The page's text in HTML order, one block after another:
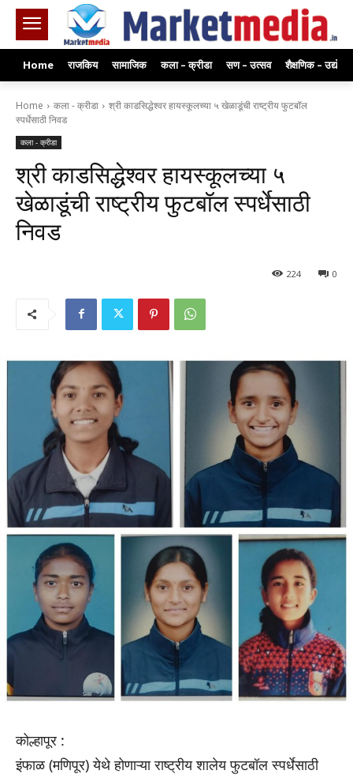
Home राजकिय सामाजिक कला – क्रीडा सण – उत्सव शैक्षणिक – उद्योग
Home कला - क्रीडा
श्री काडसिद्धेश्वर हायस्कूलच्या ५ खेळाडूंची राष्ट्रीय फुटबॉल
स्पर्धेसाठी निवड
कला - क्रीडा
श्री काडसिद्धेश्वर हायस्कूलच्या ५
खेळाडूंची राष्ट्रीय फुटबॉल स्पर्धेसाठी
निवड
0
224
कोल्हापूर :
इंफाळ (मणिपूर) येथे होणाऱ्या राष्ट्रीय शालेय फुटबॉल स्पर्धेसाठी